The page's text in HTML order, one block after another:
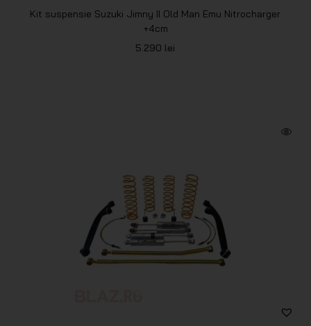
Kit suspensie Suzuki Jimny II Old Man Emu Nitrocharger
+4cm
5.290 lei